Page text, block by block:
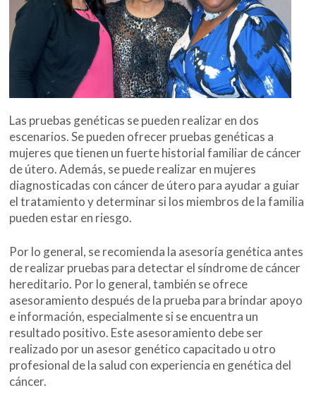
Las pruebas genéticas se pueden realizar en dos
escenarios. Se pueden ofrecer pruebas genéticas a
mujeres que tienen un fuerte historial familiar de cáncer
de útero. Además, se puede realizar en mujeres
diagnosticadas con cáncer de útero para ayudar a guiar
el tratamiento y determinar si los miembros de la familia
pueden estar en riesgo.
Por lo general, se recomienda la asesoría genética antes
de realizar pruebas para detectar el síndrome de cáncer
hereditario. Por lo general, también se ofrece
asesoramiento después de la prueba para brindar apoyo
e información, especialmente si se encuentra un
resultado positivo. Este asesoramiento debe ser
realizado por un asesor genético capacitado u otro
profesional de la salud con experiencia en genética del
cáncer.